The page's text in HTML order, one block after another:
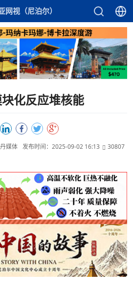
网视（尼泊尔）
化反应堆核能
媒体 发布时间：2025-09-02 16:13 30807